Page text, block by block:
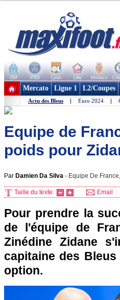
OM PSG Lyon Lille Monaco
+ de clubs
Mercato Ligue 1 L2/Coupes
Actu des Bleus | Euro 2024 |
Equipe de
poids pour
Par Damien Da Silva - Equipe De
Taille du texte: Email
Pour prendre la
de l'équipe de
Zinédine Zidane
capitaine des
option.